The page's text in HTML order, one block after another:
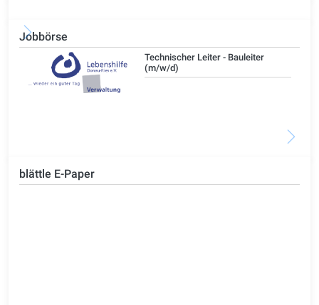
Jobbörse
Technischer Leiter - Bauleiter
(m/w/d)
blättle E-Paper